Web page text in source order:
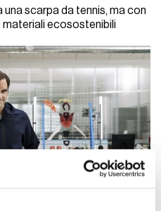
scarpa da tennis, ma con
ecosostenibili